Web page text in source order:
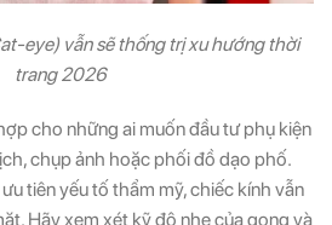
eye) vẫn sẽ thống trị xu hướng thời
trang 2026
cho những ai muốn đầu tư phụ kiện
chụp ảnh hoặc phối đồ dạo phố.
tiên yếu tố thẩm mỹ, chiếc kính vẫn
Hãy xem xét kỹ độ nhẹ của gọng và